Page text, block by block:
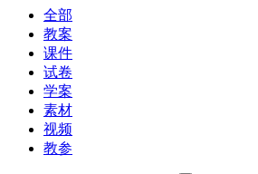
全部
教案
课件
试卷
学案
素材
视频
教参